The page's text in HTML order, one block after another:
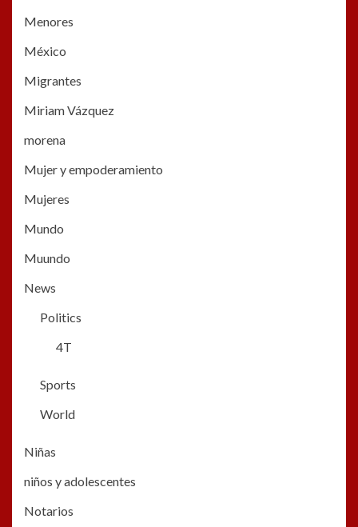
Menores
México
Migrantes
Miriam Vázquez
morena
Mujer y empoderamiento
Mujeres
Mundo
Muundo
News
Politics
4T
Sports
World
Niñas
niños y adolescentes
Notarios